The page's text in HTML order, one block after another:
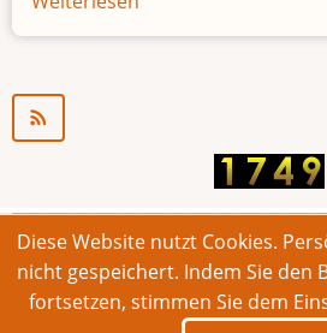
© 2026 Bonner Aufruf. Alle
Footer
Impressum Kontakt Intern
Diese Website nutzt Cookies.
nicht gespeichert. Indem Sie den
fortsetzen, stimmen Sie dem